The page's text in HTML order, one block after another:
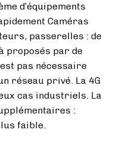
d’équipements
Caméras
passerelles : de
proposés par de
pas nécessaire
réseau privé. La 4G
cas industriels. La
:
faible.